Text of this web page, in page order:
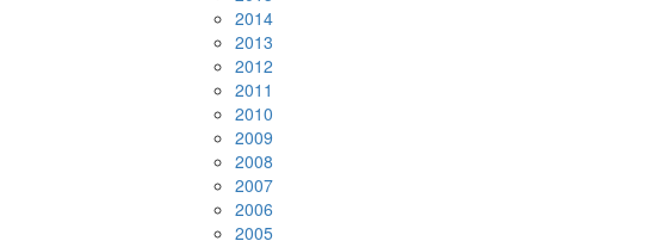
2014
2013
2012
2011
2010
2009
2008
2007
2006
2005